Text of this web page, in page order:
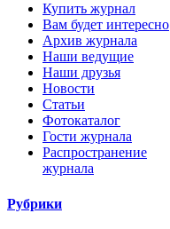
Купить журнал
Вам будет интересно
Архив журнала
Наши ведущие
Наши друзья
Новости
Статьи
Фотокаталог
Гости журнала
Распространение
журнала
Рубрики